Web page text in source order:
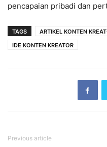
pencapaian pribadi dan
TAGS ARTIKEL KONTEN
IDE KONTEN KREATOR
Previous article